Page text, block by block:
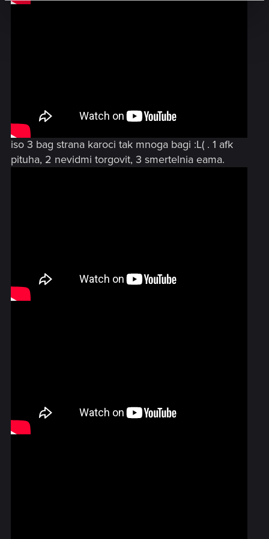
iso 3 bag strana karoci tak mnoga bagi :L( . 1 afk
pituha, 2 nevidmi torgovit, 3 smertelnia eama.